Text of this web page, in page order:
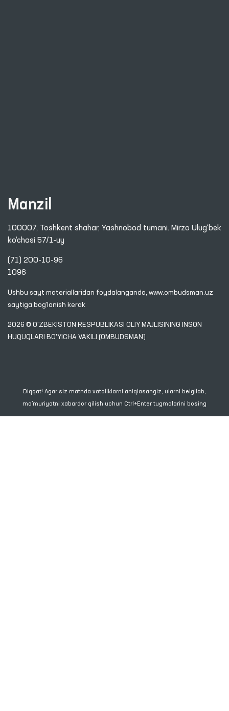
Manzil
100007, Toshkent shahar, Yashnobod tumani. Mirzo Ulug‘bek
ko‘chasi 57/1-uy
(71) 200-10-96
1096
Ushbu sayt materiallaridan foydalanganda, www.ombudsman.uz
saytiga bog'lanish kerak
2026 © O'ZBEKISTON RESPUBLIKASI OLIY MAJLISINING INSON
HUQUQLARI BO'YICHA VAKILI (OMBUDSMAN)
Diqqat! Agar siz matnda xatoliklarni aniqlasangiz, ularni belgilab,
ma’muriyatni xabardor qilish uchun Ctrl+Enter tugmalarini bosing